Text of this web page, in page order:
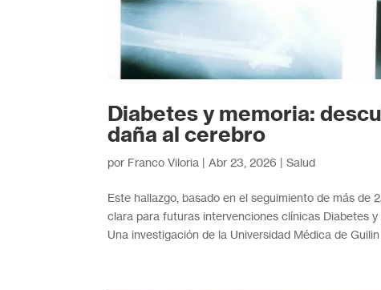
Diabetes y memoria:
daña al cerebro
por Franco Viloria |Abr 23, 2026 |Salud
Este hallazgo, basado en el seguimiento de más
clara para futuras intervenciones clínicas Diabetes
Una investigación de la Universidad Médica de